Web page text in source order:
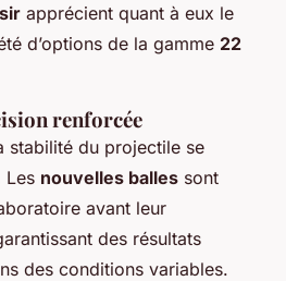
apprécient quant à eux le
d’options de la gamme 22
renforcée
stabilité du projectile se
Les nouvelles balles sont
avant leur
des résultats
des conditions variables.